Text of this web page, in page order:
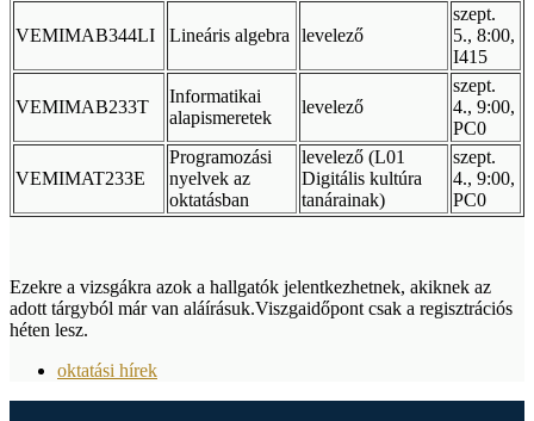
VEMIMAB344LI Lineáris algebra levelező
szept.
5., 8:00,
I415
VEMIMAB233T
Informatikai
alapismeretek
levelező
szept.
4., 9:00,
PC0
VEMIMAT233E
Programozási
nyelvek az
oktatásban
levelező (L01
Digitális kultúra
tanárainak)
szept.
4., 9:00,
PC0
Ezekre a vizsgákra azok a hallgatók jelentkezhetnek, akiknek az
adott tárgyból már van aláírásuk.Viszgaidőpont csak a regisztrációs
héten lesz.
oktatási hírek